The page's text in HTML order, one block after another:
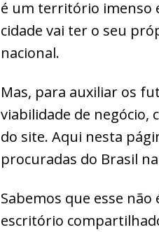
é um território imenso
cidade vai ter o seu
nacional.
Mas, para auxiliar os
viabilidade de negócio,
do site. Aqui nesta
procuradas do Brasil
Sabemos que esse
escritório